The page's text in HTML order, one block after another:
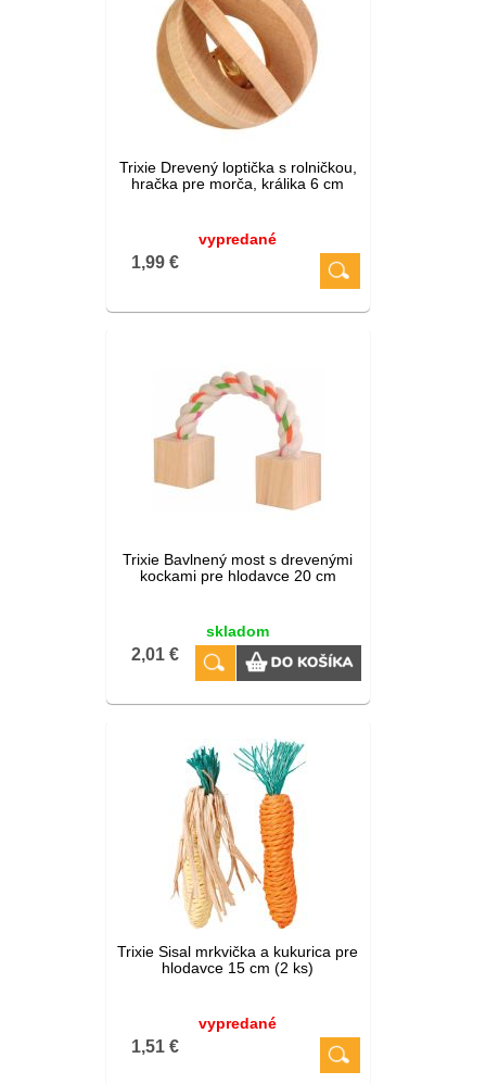
Trixie Drevený loptička s rolničkou,
hračka pre morča, králika 6 cm
vypredané
1,99 €
Trixie Bavlnený most s drevenými
kockami pre hlodavce 20 cm
skladom
2,01 €
Trixie Sisal mrkvička a kukurica pre
hlodavce 15 cm (2 ks)
vypredané
1,51 €